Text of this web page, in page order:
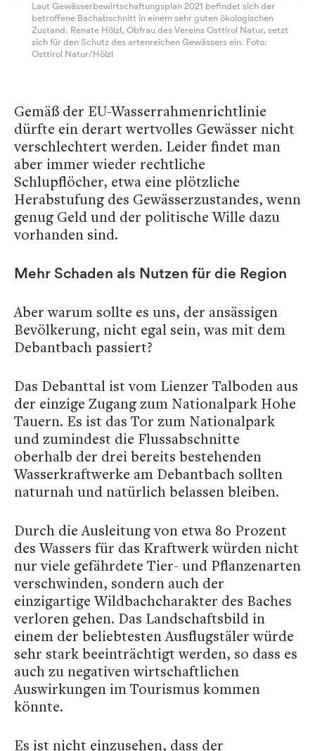
Laut Gewässerbewirtschaftungsplan 2021 befindet sich der
betroffene Bachabschnitt in einem sehr guten ökologischen
Zustand. Renate Hölzl, Obfrau des Vereins Osttirol Natur, setzt
sich für den Schutz des artenreichen Gewässers ein. Foto:
Osttirol Natur/Hölzl
Gemäß der EU-Wasserrahmenrichtlinie
dürfte ein derart wertvolles Gewässer nicht
verschlechtert werden. Leider findet man
aber immer wieder rechtliche
Schlupflöcher, etwa eine plötzliche
Herabstufung des Gewässerzustandes, wenn
genug Geld und der politische Wille dazu
vorhanden sind.
Mehr Schaden als Nutzen für die Region
Aber warum sollte es uns, der ansässigen
Bevölkerung, nicht egal sein, was mit dem
Debantbach passiert?
Das Debanttal ist vom Lienzer Talboden aus
der einzige Zugang zum Nationalpark Hohe
Tauern. Es ist das Tor zum Nationalpark
und zumindest die Flussabschnitte
oberhalb der drei bereits bestehenden
Wasserkraftwerke am Debantbach sollten
naturnah und natürlich belassen bleiben.
Durch die Ausleitung von etwa 80 Prozent
des Wassers für das Kraftwerk würden nicht
nur viele gefährdete Tier- und Pflanzenarten
verschwinden, sondern auch der
einzigartige Wildbachcharakter des Baches
verloren gehen. Das Landschaftsbild in
einem der beliebtesten Ausflugstäler würde
sehr stark beeinträchtigt werden, so dass es
auch zu negativen wirtschaftlichen
Auswirkungen im Tourismus kommen
könnte.
Es ist nicht einzusehen, dass der